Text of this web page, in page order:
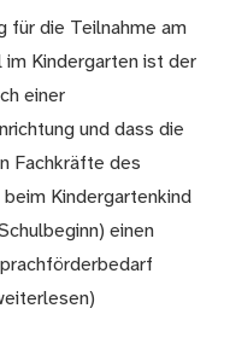
für die Teilnahme am
im Kindergarten ist der
einer
und dass die
Fachkräfte des
beim Kindergartenkind
einen